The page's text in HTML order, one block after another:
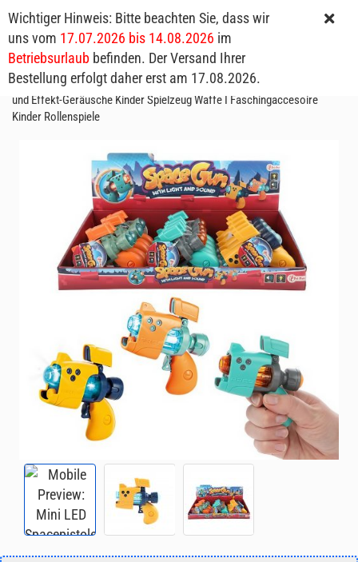
Wichtiger Hinweis: Bitte beachten Sie, dass wir
uns vom 17.07.2026 bis 14.08.2026 im
Betriebsurlaub befinden. Der Versand Ihrer
Bestellung erfolgt daher erst am 17.08.2026.
Space Gun mit LED & Sound 10x 11cm Kids I Kleine SciFi-Pistole Licht
und Effekt-Geräusche Kinder Spielzeug Waffe I Faschingaccesoire
Kinder Rollenspiele